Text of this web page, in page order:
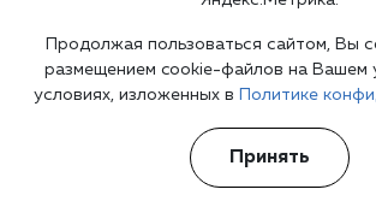
Профили и отзывы на независимых
ProDoctorov
СберЗдоровье
Информация размещена в ознакомительных целях и
Продолжая пользоваться сайтом, Вы
размещением cookie-файлов на Вашем
условиях, изложенных в
Политике
Принять